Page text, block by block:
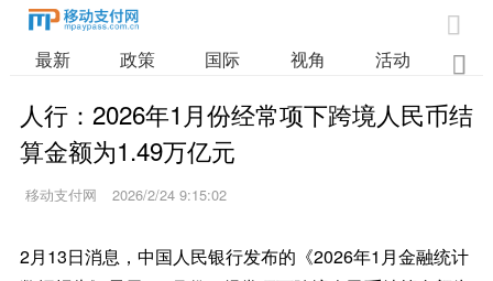

最新 政策 国际 视角 活动 业

人行：2026年1月份经常项下跨境人民币结
算金额为1.49万亿元
移动支付网 2026/2/24 9:15:02
2月13日消息，中国人民银行发布的《2026年1月金融统计